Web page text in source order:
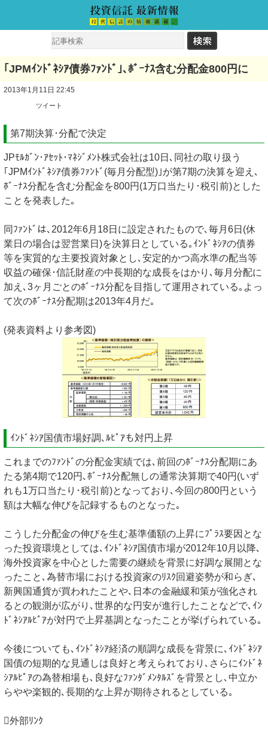
｢JPMｲﾝﾄﾞﾈｼｱ債券ﾌｧﾝﾄﾞ｣､ﾎﾞｰﾅｽ含む分配金800円に
2013年1月11日 22:45
ツイート
第7期決算･分配で決定
JPﾓﾙｶﾞﾝ･ｱｾｯﾄ･ﾏﾈｼﾞﾒﾝﾄ株式会社は10日､同社の取り扱う
｢JPMｲﾝﾄﾞﾈｼｱ債券ﾌｧﾝﾄﾞ(毎月分配型)｣が第7期の決算を迎え､
ﾎﾞｰﾅｽ分配を含む分配金を800円(1万口当たり･税引前)とした
ことを発表した｡
同ﾌｧﾝﾄﾞは､2012年6月18日に設定されたもので､毎月6日(休
業日の場合は翌営業日)を決算日としている｡ｲﾝﾄﾞﾈｼｱの債券
等を実質的な主要投資対象とし､安定的かつ高水準の配当等
収益の確保･信託財産の中長期的な成長をはかり､毎月分配に
加え､3ヶ月ごとのﾎﾞｰﾅｽ分配を目指して運用されている｡よっ
て次のﾎﾞｰﾅｽ分配期は2013年4月だ｡
(発表資料より参考図)
ｲﾝﾄﾞﾈｼｱ国債市場好調､ﾙﾋﾟｱも対円上昇
これまでのﾌｧﾝﾄﾞの分配金実績では､前回のﾎﾞｰﾅｽ分配期にあ
たる第4期で120円､ﾎﾞｰﾅｽ分配無しの通常決算期で40円(いず
れも1万口当たり･税引前)となっており､今回の800円という
額は大幅な伸びを記録するものとなった｡
こうした分配金の伸びを生む基準価額の上昇にﾌﾟﾗｽ要因とな
った投資環境としては､ｲﾝﾄﾞﾈｼｱ国債市場が2012年10月以降､
海外投資家を中心とした需要の継続を背景に好調な展開とな
ったこと､為替市場における投資家のﾘｽｸ回避姿勢が和らぎ､
新興国通貨が買われたことや､日本の金融緩和策が強化され
るとの観測が広がり､世界的な円安が進行したことなどで､ｲﾝ
ﾄﾞﾈｼｱﾙﾋﾟｱが対円で上昇基調となったことが挙げられている｡
今後についても､ｲﾝﾄﾞﾈｼｱ経済の順調な成長を背景に､ｲﾝﾄﾞﾈｼｱ
国債の短期的な見通しは良好と考えられており､さらにｲﾝﾄﾞﾈ
ｼｱﾙﾋﾟｱの為替相場も､良好なﾌｧﾝﾀﾞﾒﾝﾀﾙｽﾞを背景とし､中立か
らやや楽観的､長期的な上昇が期待されるとしている｡
外部ﾘﾝｸ